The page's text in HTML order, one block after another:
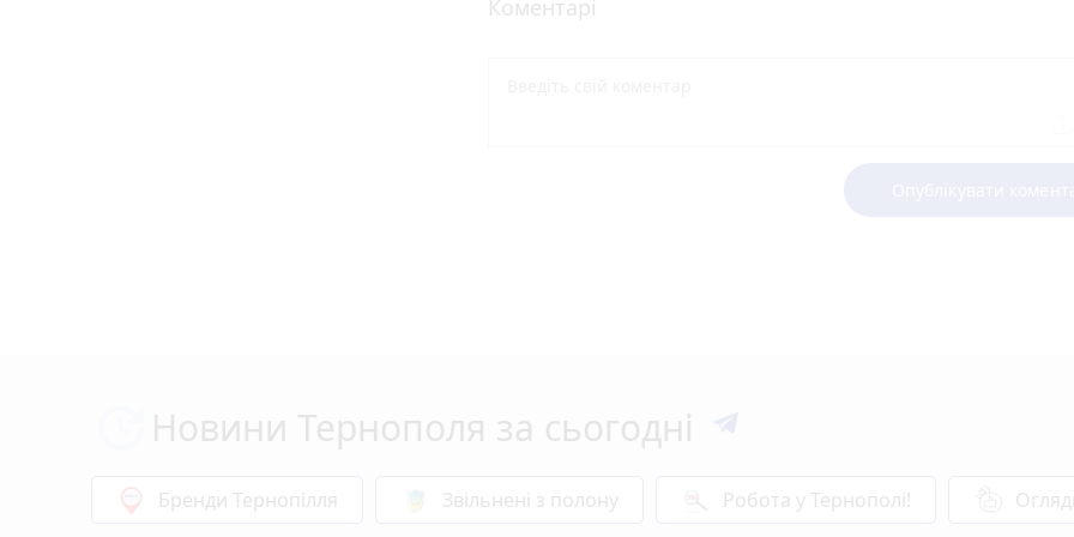
Коментарі
Новини Тернополя за сьогодні
Бренди Тернопілля Звільнені з полону Робота у Тернополі!